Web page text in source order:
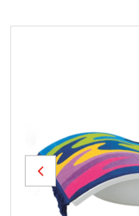
Previous